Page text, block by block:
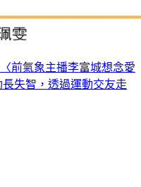
〈前氣象主播李富城想念愛
失智，透過運動交友走